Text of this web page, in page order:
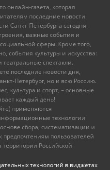
онлайн-газета, которая
последние новости
Санкт-Петербурга сегодня –
важные события и
сферы. Кроме того,
события культуры и искусства:
спектакли.
последние новости дня,
Петербург, но и всю Россию.
культура и спорт, – основные
каждый день!
применяются
технологии
сбора, систематизации и
пользователей
Российской
технологий в виджетах